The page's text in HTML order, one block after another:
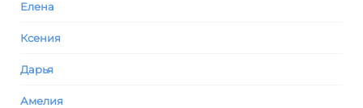
Елена
Ксения
Дарья
Амелия